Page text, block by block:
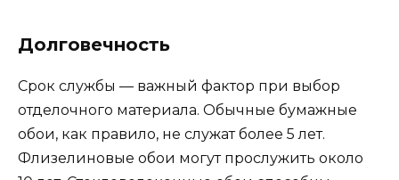
Долговечность
Срок службы — важный фактор при выбор
отделочного материала. Обычные бумажные
обои, как правило, не служат более 5 лет.
Флизелиновые обои могут прослужить около